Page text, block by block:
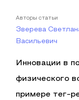
Авторы статьи
Зверева
Васильевич
Инновации в
физического
примере тег-